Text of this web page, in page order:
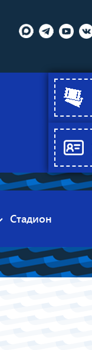
Стадион